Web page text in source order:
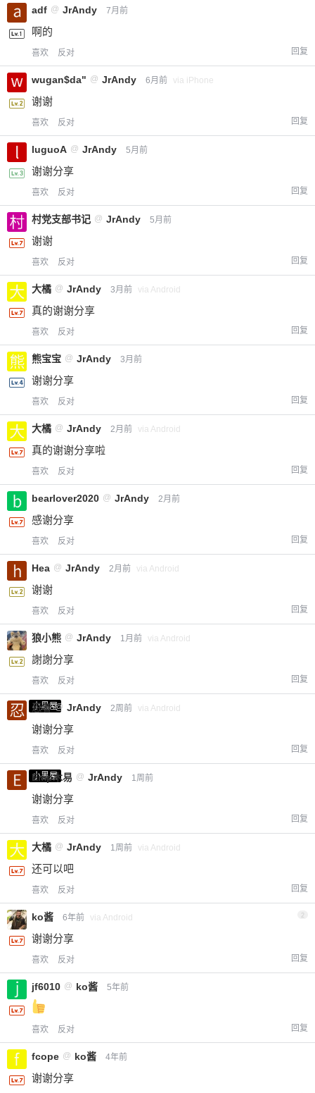
adf @ JrAndy 7月前
啊的
喜欢 反对 回复
wugan$da" @ JrAndy 6月前 via iPhone
谢谢
喜欢 反对 回复
luguoA @ JrAndy 5月前
谢谢分享
喜欢 反对 回复
村党支部书记 @ JrAndy 5月前
谢谢
喜欢 反对 回复
大橘 @ JrAndy 3月前 via Android
真的谢谢分享
喜欢 反对 回复
熊宝宝 @ JrAndy 3月前
谢谢分享
喜欢 反对 回复
大橘 @ JrAndy 2月前 via Android
真的谢谢分享啦
喜欢 反对 回复
bearlover2020 @ JrAndy 2月前
感谢分享
喜欢 反对 回复
Hea @ JrAndy 2月前 via Android
谢谢
喜欢 反对 回复
狼小熊 @ JrAndy 1月前 via Android
謝謝分享
喜欢 反对 回复
小黑屋
忍者 @ JrAndy 2周前 via Android
谢谢分享
喜欢 反对 回复
小黑屋
Emp木易 @ JrAndy 1周前
谢谢分享
喜欢 反对 回复
大橘 @ JrAndy 1周前 via Android
还可以吧
喜欢 反对 回复
ko酱 6年前 via Android 2
谢谢分享
喜欢 反对 回复
jf6010 @ ko酱 5年前
喜欢 反对 回复
fcope @ ko酱 4年前
谢谢分享